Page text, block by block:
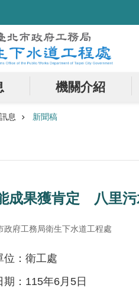
機關介紹
息 新聞稿
成果獲肯定 八里污
政府工務局衛生下水道工程處
位：衛工處
期：115年6月5日